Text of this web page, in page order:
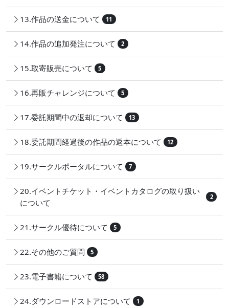
13.作品の送金について 11
14.作品の追加発注について 2
15.取寄販売について 5
16.再販チャレンジについて 5
17.委託期間中の返却について 13
18.委託期間経過後の作品の返本について 12
19.サークルポータルについて 7
20.イベントチケット・イベントカタログの取り扱い
について
2
21.サークル優待について 5
22.その他のご質問 5
23.電子書籍について 58
24.ダウンロードストアについて 1